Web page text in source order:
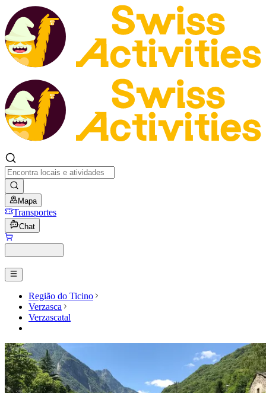
Mapa
Transportes
Chat
Região do Ticino
Verzasca
Verzascatal